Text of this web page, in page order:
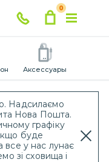
Надсилаємо
Нова Пошта.
графіку
буде
у нас лунає
зі сховища і
0
Аксессуары